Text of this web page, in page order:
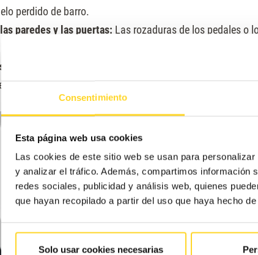
Consentimiento
Esta página web usa cookies
Las cookies de este sitio web se usan para
y analizar el tráfico. Además, compartimos información
redes sociales, publicidad y análisis web, quienes
que hayan recopilado a partir del uso que haya hecho
Solo usar cookies necesarias
perdido de barro.
paredes y las puertas: Las rozaduras de los pedales o
son el principal motivo de queja. Maniobra despacio.
Al entrar o salir con la bici, asegúrate de no golpear
de seguridad del ascensor.